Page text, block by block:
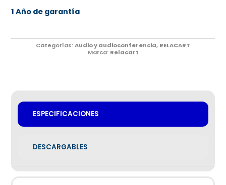
1 Año de garantía
Categorías:Audio y audioconferencia, RELACART
Marca: Relacart
ESPECIFICACIONES
DESCARGABLES